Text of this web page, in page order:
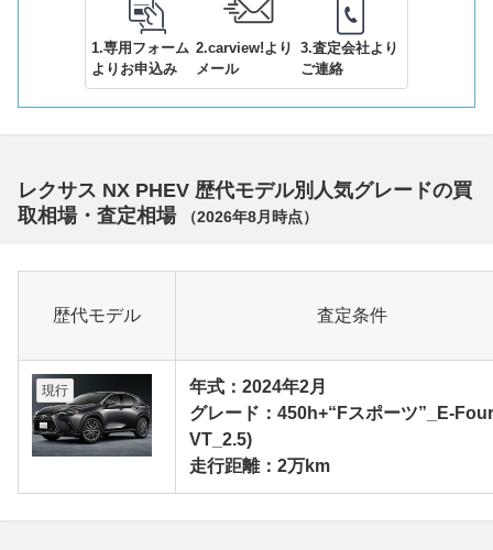
1.専用フォーム
よりお申込み
2.carview!より
メール
3.査定会社より
ご連絡
レクサス NX PHEV 歴代モデル別人気グレードの買
取相場・査定相場
（2026年8月 時点）
歴代モデル 査定条件
現行
年式：2024年2月
グレード：450h+“Fスポーツ”_E-
VT_2.5)
走行距離：2万km